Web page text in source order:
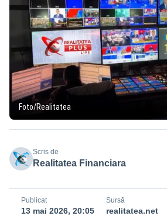
Foto/Realitatea
Scris de
Realitatea Financiara
Publicat
13 mai 2026, 20:05
Sursă
realitatea.net